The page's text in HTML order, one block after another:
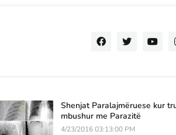
Shenjat Paralajmëruese kur
mbushur me Parazitë
4/23/2016 03:13:00 PM